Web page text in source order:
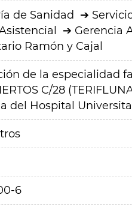
de Sanidad
Gerencia
Ramón y Cajal
de la especialidad
C/28
del Hospital
6